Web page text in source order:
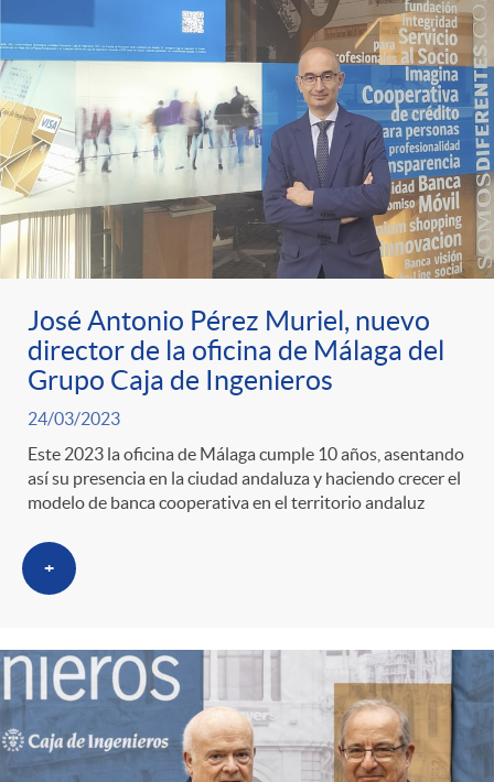
José Antonio Pérez Muriel, nuevo
director de la oficina de Málaga del
Grupo Caja de Ingenieros
24/03/2023
Este 2023 la oficina de Málaga cumple 10 años, asentando
así su presencia en la ciudad andaluza y haciendo crecer el
modelo de banca cooperativa en el territorio andaluz
+